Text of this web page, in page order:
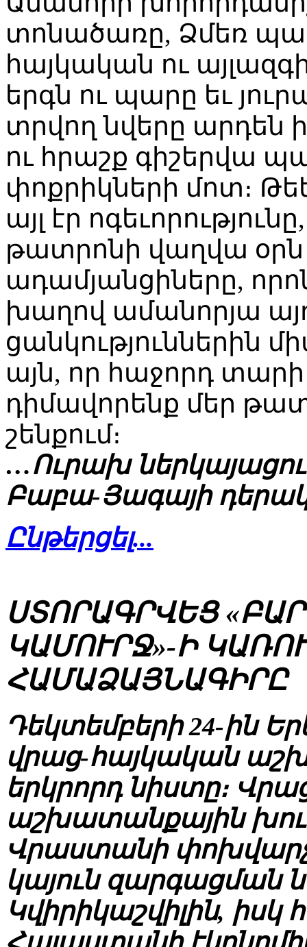
տոնածառը, Ձմեռ
հայկական ու
երգն ու պարը եւ
տրվող նվերը արդեն
ու հրաշք գիշերվա
փոքրիկների մոտ։
այլ էր
թատրոնի վաղվա օրն
ադամյանցիները,
խաղով ամանորյա
ցանկություններին
այն, որ հաջորդ
դիմավորենք մեր
շենքում։
…Ուրախ
Բաբա-Յագայի
Ընթերցել...
ՍՏՈՐԱԳՐՎԵՑ
ԿԱՄՈՒՐՋ»-Ի
ՀԱՄԱՁԱՅՆԱԳԻՐԸ
Դեկտեմբերի 24-ին
վրաց-հայկական
երկրորդ նիստը։
աշխատանքային
Վրաստանի
կայուն զարգացման
Կվիրիկաշվիլին, իսկ